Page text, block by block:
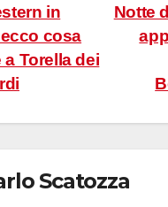
Notte
in
cosa
a Torella dei
Scatozza